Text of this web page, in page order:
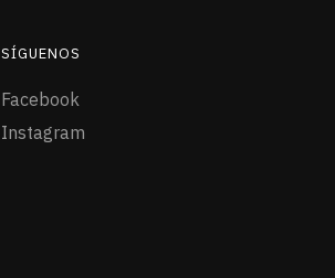
SÍGUENOS
Facebook
Instagram